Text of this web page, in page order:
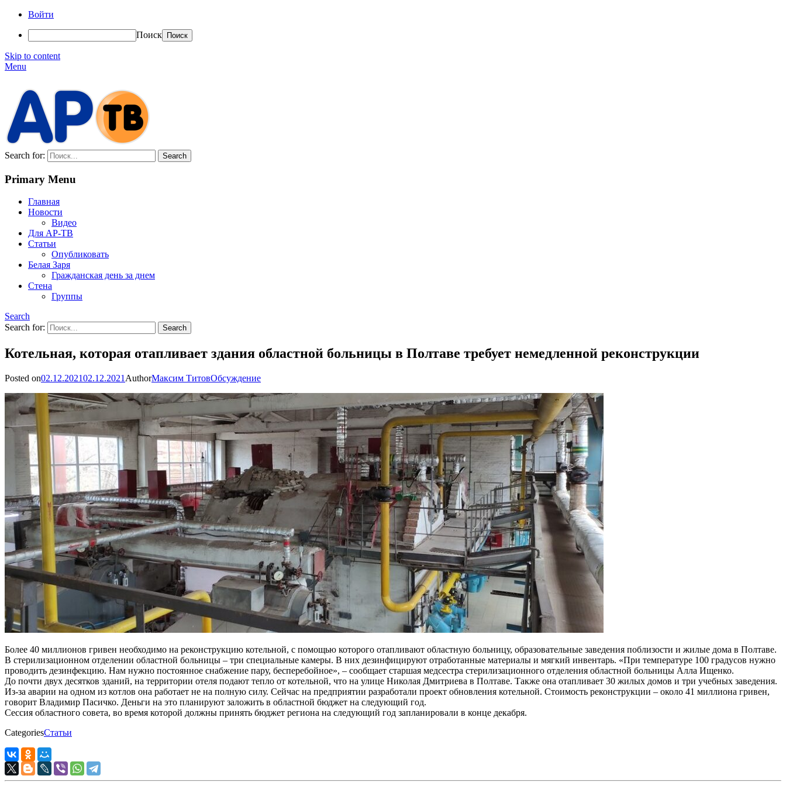
Войти
Поиск
Skip to content
Menu
Search for:
Primary Menu
Главная
Новости
Видео
Для АР-ТВ
Статьи
Опубликовать
Белая Заря
Гражданская день за днем
Стена
Группы
Search
Search for:
Котельная, которая отапливает здания областной больницы в Полтаве требует немедленной реконструкции
Posted on02.12.202102.12.2021 AuthorМаксим ТитовОбсуждение
Более 40 миллионов гривен необходимо на реконструкцию котельной, с помощью которого отапливают областную больницу, образовательные заведения поблизости и жилые дома в Полтаве.
В стерилизационном отделении областной больницы – три специальные камеры. В них дезинфицируют отработанные материалы и мягкий инвентарь. «При температуре 100 градусов нужно
проводить дезинфекцию. Нам нужно постоянное снабжение пару, бесперебойное», – сообщает старшая медсестра стерилизационного отделения областной больницы Алла Ищенко.
До почти двух десятков зданий, на территории отеля подают тепло от котельной, что на улице Николая Дмитриева в Полтаве. Также она отапливает 30 жилых домов и три учебных заведения.
Из-за аварии на одном из котлов она работает не на полную силу. Сейчас на предприятии разработали проект обновления котельной. Стоимость реконструкции – около 41 миллиона гривен,
говорит Владимир Пасичко. Деньги на это планируют заложить в областной бюджет на следующий год.
Сессия областного совета, во время которой должны принять бюджет региона на следующий год запланировали в конце декабря.
CategoriesСтатьи